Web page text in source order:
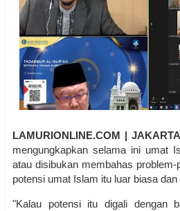
LAMURIONLINE.COM | JAKARTA
mengungkapkan selama ini umat
atau disibukan membahas problem-
potensi umat Islam itu luar biasa dan
"Kalau potensi itu digali dengan